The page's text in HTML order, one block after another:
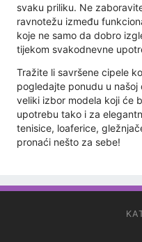
svaku priliku. Ne
ravnotežu između
koje ne samo da dobro
tijekom svakodnevne
Tražite li savršene cipele
pogledajte ponudu u
veliki izbor modela koji će
upotrebu tako i za
tenisice, loaferice,
pronaći nešto za sebe!